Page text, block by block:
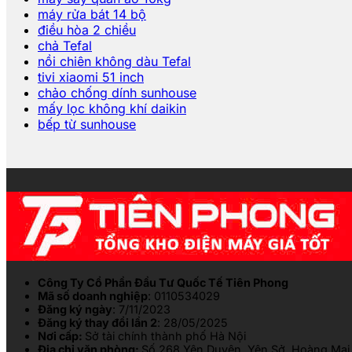
máy rửa bát 14 bộ
điều hòa 2 chiều
chả Tefal
nồi chiên không dàu Tefal
tivi xiaomi 51 inch
chảo chống dính sunhouse
mấy lọc không khí daikin
bếp từ sunhouse
Công Ty Cổ Phần Đầu Tư Quốc Tế Tiên Phong
Mã số doanh nghiệp: 0110534029
Đăng ký ngày: 7/11/2023
Đăng ký thay đổi lần 2: 28/05/2025
Nơi cấp: Sở tài chính thành phố Hà Nội
Địa chỉ văn phòng: Số 268 Yên Duyên, Yên Sở, Hoàng